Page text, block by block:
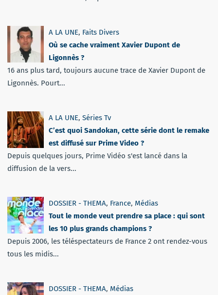
A LA UNE, Faits Divers
Où se cache vraiment Xavier Dupont de
Ligonnès ?
16 ans plus tard, toujours aucune trace de Xavier Dupont de
Ligonnès. Pourt...
A LA UNE, Séries Tv
C’est quoi Sandokan, cette série dont le remake
est diffusé sur Prime Video ?
Depuis quelques jours, Prime Vidéo s'est lancé dans la
diffusion de la vers...
DOSSIER - THEMA, France, Médias
Tout le monde veut prendre sa place : qui sont
les 10 plus grands champions ?
Depuis 2006, les téléspectateurs de France 2 ont rendez-vous
tous les midis...
DOSSIER - THEMA, Médias